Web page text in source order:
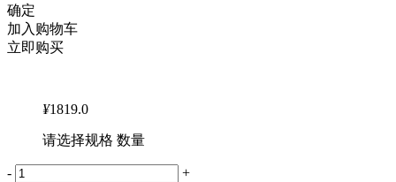
确定
加入购物车
立即购买
¥1819.0
请选择规格 数量
-
+